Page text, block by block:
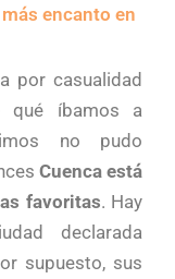
encanto en
por casualidad
qué íbamos a
no pudo
Cuenca está
favoritas. Hay
declarada
supuesto, sus